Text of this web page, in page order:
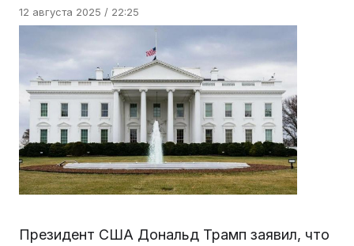
12 августа 2025 / 22:25
Президент США Дональд Трамп заявил, что